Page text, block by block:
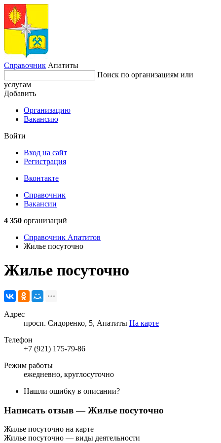
Справочник Апатиты
Поиск по организациям или
услугам
Добавить
Организацию
Вакансию
Войти
Вход на сайт
Регистрация
Вконтакте
Справочник
Вакансии
4 350 организаций
Справочник Апатитов
Жилье посуточно
Жилье посуточно
Адрес
просп. Сидоренко, 5, Апатиты На карте
Телефон
+7 (921) 175-79-86
Режим работы
ежедневно, круглосуточно
Нашли ошибку в описании?
Написать отзыв— Жилье посуточно
Жилье посуточно на карте
Жилье посуточно — виды деятельности